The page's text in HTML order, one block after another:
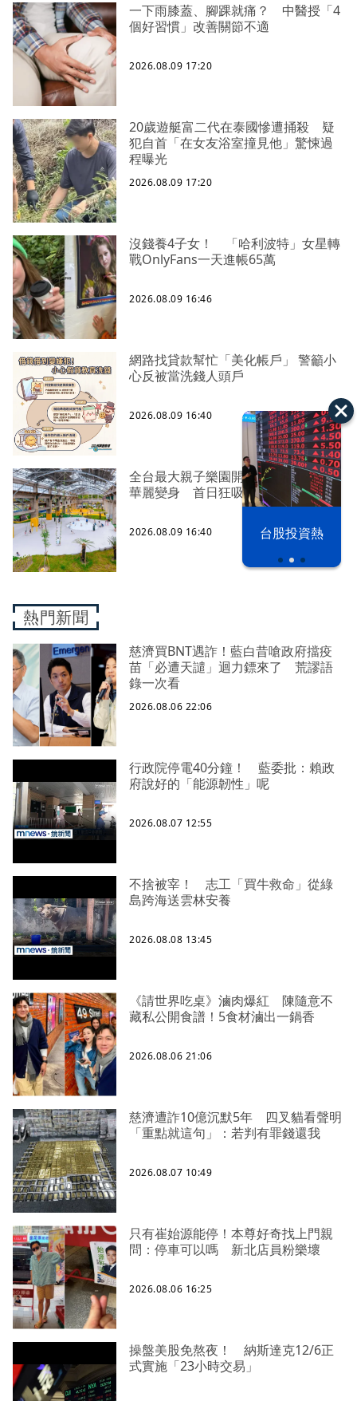
漢光42演習 台股投資熱
一下雨膝蓋、腳踝就痛？ 中醫授「4
個好習慣」改善關節不適
2026.08.09 17:20
20歲遊艇富二代在泰國慘遭捅殺 疑
犯自首「在女友浴室撞見他」驚悚過
程曝光
2026.08.09 17:20
沒錢養4子女！ 「哈利波特」女星轉
戰OnlyFans一天進帳65萬
2026.08.09 16:46
網路找貸款幫忙「美化帳戶」 警籲小
心反被當洗錢人頭戶
2026.08.09 16:40
全台最大親子樂園開幕！高雄舊機廠
華麗變身 首日狂吸3萬人
2026.08.09 16:40
熱門新聞
慈濟買BNT遇詐！藍白昔嗆政府擋疫
苗「必遭天譴」迴力鏢來了 荒謬語
錄一次看
2026.08.06 22:06
行政院停電40分鐘！ 藍委批：賴政
府說好的「能源韌性」呢
2026.08.07 12:55
不捨被宰！ 志工「買牛救命」從綠
島跨海送雲林安養
2026.08.08 13:45
《請世界吃桌》滷肉爆紅 陳隨意不
藏私公開食譜！5食材滷出一鍋香
2026.08.06 21:06
慈濟遭詐10億沉默5年 四叉貓看聲明
「重點就這句」：若判有罪錢還我
2026.08.07 10:49
只有崔始源能停！本尊好奇找上門親
問：停車可以嗎 新北店員粉樂壞
2026.08.06 16:25
操盤美股免熬夜！ 納斯達克12/6正
式實施「23小時交易」